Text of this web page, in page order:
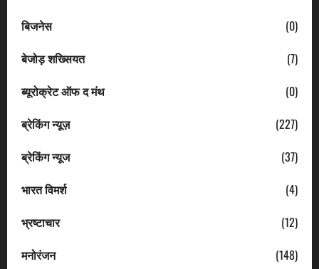
बिजनेस
(0)
बेजोड़ शख्सियत
(7)
ब्यूरोक्रेट ऑफ द मंथ
(0)
ब्रेकिंग न्यूज़
(227)
ब्रेकिंग न्यूज
(37)
भारत विमर्श
(4)
भ्रष्टाचार
(12)
मनोरंजन
(148)